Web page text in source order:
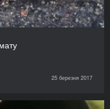
25 березня 2017